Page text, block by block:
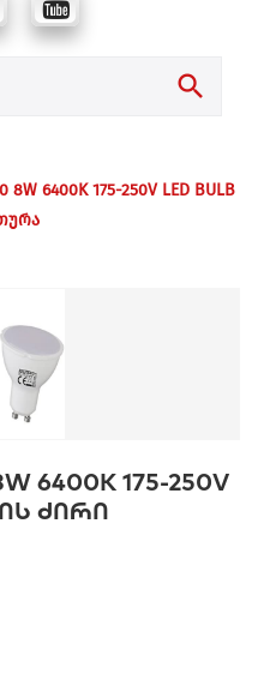
8W 6400K 175-250V LED BULB
6400K 175-250V
ძირი